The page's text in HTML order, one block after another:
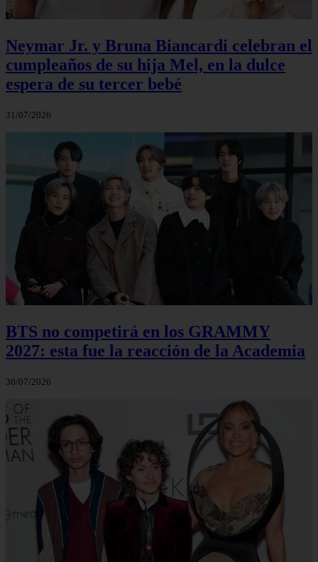
Neymar Jr. y Bruna Biancardi celebran el
cumpleaños de su hija Mel, en la dulce
espera de su tercer bebé
31/07/2026
BTS no competirá en los GRAMMY
2027: esta fue la reacción de la Academia
30/07/2026